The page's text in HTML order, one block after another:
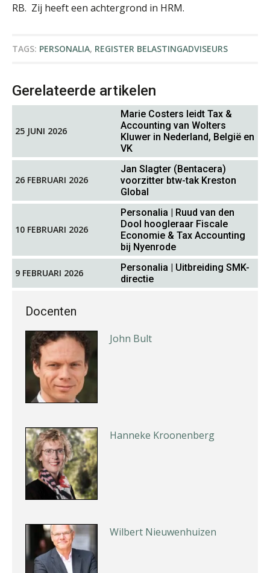
RB. Zij heeft een achtergrond in HRM.
TAGS: PERSONALIA, REGISTER BELASTINGADVISEURS
Gerelateerde artikelen
25 JUNI 2026
Marie Costers leidt Tax &
Accounting van Wolters
Kluwer in Nederland, België en
VK
26 FEBRUARI 2026
Jan Slagter (Bentacera)
voorzitter btw-tak Kreston
Global
10 FEBRUARI 2026
Personalia | Ruud van den
Dool hoogleraar Fiscale
Economie & Tax Accounting
bij Nyenrode
9 FEBRUARI 2026
Personalia | Uitbreiding SMK-
directie
Docenten
Herman van Kesteren
Imke Bos
Matthijs van Keulen
John Bult
Hanneke Kroonenberg
Wilbert Nieuwenhuizen